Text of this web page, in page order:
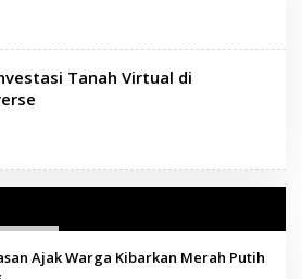
Tanah Virtual di
Ajak Warga Kibarkan Merah Putih